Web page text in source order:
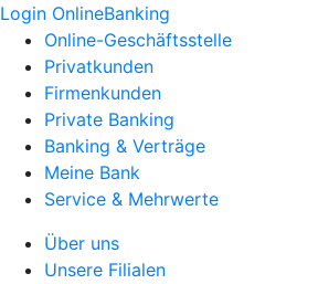
Login OnlineBanking
Online-Geschäftsstelle
Privatkunden
Firmenkunden
Private Banking
Banking & Verträge
Meine Bank
Service & Mehrwerte
Über uns
Unsere Filialen